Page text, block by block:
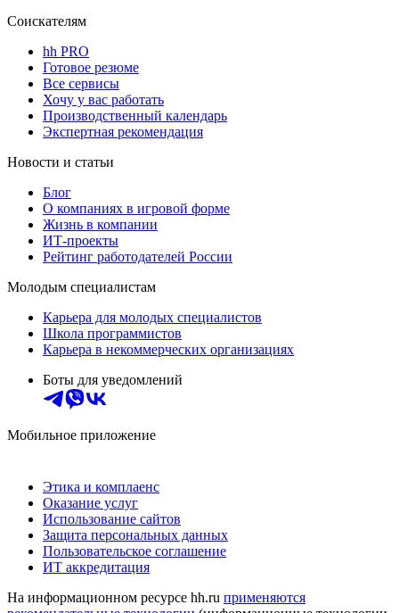
Соискателям
hh PRO
Готовое резюме
Все сервисы
Хочу у вас работать
Производственный календарь
Экспертная рекомендация
Новости и статьи
Блог
О компаниях в игровой форме
Жизнь в компании
ИТ-проекты
Рейтинг работодателей России
Молодым специалистам
Карьера для молодых специалистов
Школа программистов
Карьера в некоммерческих организациях
Боты для уведомлений
Мобильное приложение
Этика и комплаенс
Оказание услуг
Использование сайтов
Защита персональных данных
Пользовательское соглашение
ИТ аккредитация
На информационном ресурсе hh.ru применяются